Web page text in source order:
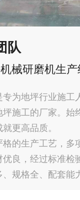
队
械研磨机生产
专为地坪行业施工
施工的厂家。始
更高品质。
格的生产工艺，多
良，经过标准检
规格全、配套能